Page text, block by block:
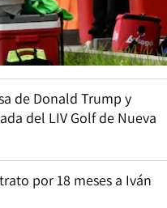
de Donald Trump y
del LIV Golf de Nueva
por 18 meses a Iván